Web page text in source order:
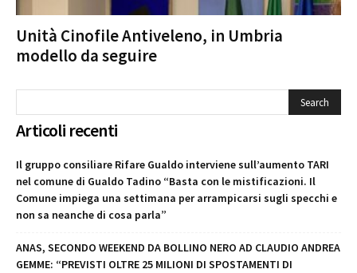
Unità Cinofile Antiveleno, in Umbria
modello da seguire
Articoli recenti
Il gruppo consiliare Rifare Gualdo interviene sull’aumento TARI
nel comune di Gualdo Tadino “Basta con le mistificazioni. Il
Comune impiega una settimana per arrampicarsi sugli specchi e
non sa neanche di cosa parla”
ANAS, SECONDO WEEKEND DA BOLLINO NERO AD CLAUDIO ANDREA
GEMME: “PREVISTI OLTRE 25 MILIONI DI SPOSTAMENTI DI